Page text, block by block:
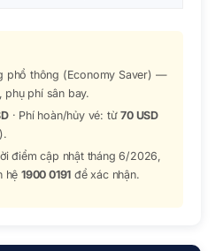
phổ thông (Economy Saver) —
phụ phí sân bay.
· Phí hoàn/hủy vé: từ70 USD
điểm cập nhật tháng 6/2026,
hệ1900 0191 để xác nhận.